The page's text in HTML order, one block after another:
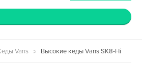
Vans Высокие кеды Vans SK8-Hi